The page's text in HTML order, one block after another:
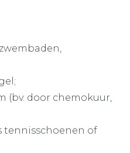
(bv. door chemokuur,
tennisschoenen of